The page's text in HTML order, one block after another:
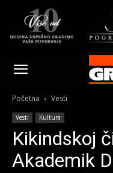
Gradski
Online
Kikinda
Početna Vesti
Vesti Kultura
Kikindskoj
Akademik